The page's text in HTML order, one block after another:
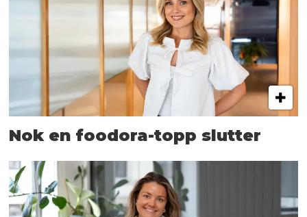
Nok en foodora-topp slutter